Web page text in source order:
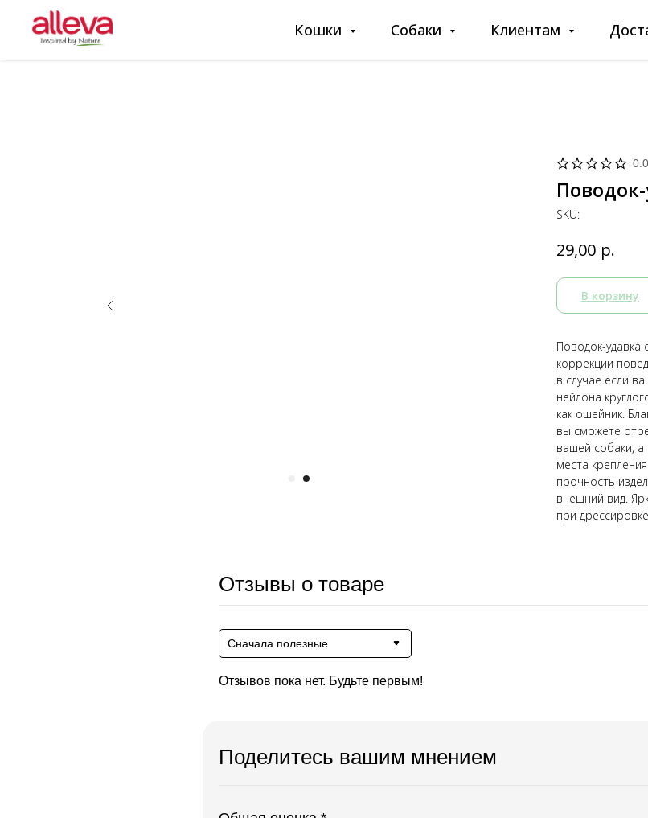
Кошки Собаки Клиентам
0.0
SKU:
29,00 р.
В корзину
Поводок-удавка
коррекции
в случае если
нейлона
как ошейник.
вы сможете
вашей собаки, а
места
прочность
внешний вид.
при
Отзывы о товаре
Сначала полезные
Отзывов пока нет. Будьте первым!
Поделитесь вашим мнением